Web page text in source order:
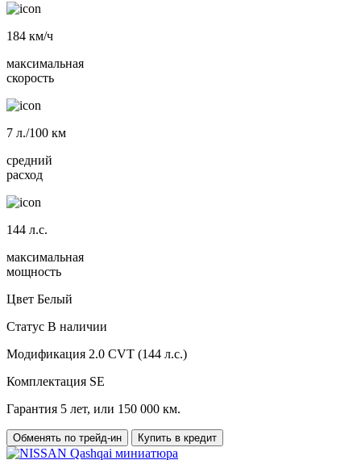
184 км/ч
максимальная
скорость
7 л./100 км
средний
расход
144 л.с.
максимальная
мощность
Цвет Белый
Статус В наличии
Модификация 2.0 CVT (144 л.с.)
Комплектация SE
Гарантия 5 лет, или 150 000 км.
Обменять по трейд-ин Купить в кредит